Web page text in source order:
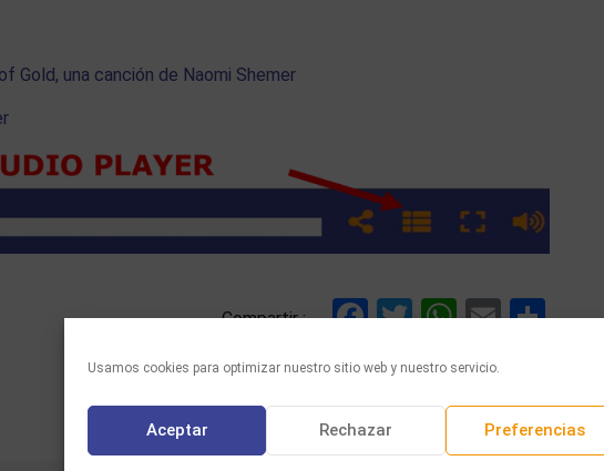
Usamos cookies para optimizar nuestro sitio web y nuestro servicio.
Aceptar Rechazar Preferencias
Gold, una canción de Naomi Shemer
Compartir : Facebook
TwitterEmail